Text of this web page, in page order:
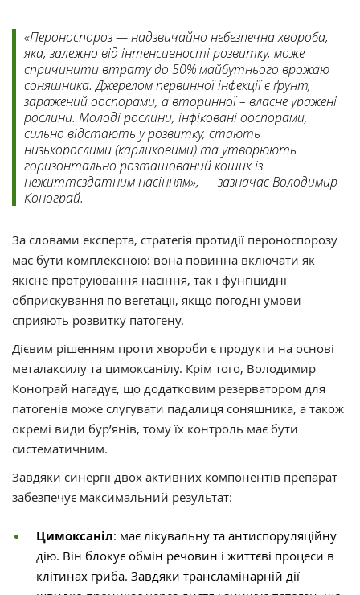
«Пероноспороз — надзвичайно небезпечна хвороба,
яка, залежно від інтенсивності розвитку, може
спричинити втрату до 50% майбутнього врожаю
соняшника. Джерелом первинної інфекції є ґрунт,
заражений ооспорами, а вторинної – власне уражені
рослини. Молоді рослини, інфіковані ооспорами,
сильно відстають у розвитку, стають
низькорослими (карликовими) та утворюють
горизонтально розташований кошик із
нежиттєздатним насінням», — зазначає Володимир
Конограй.
За словами експерта, стратегія протидії пероноспорозу
має бути комплексною: вона повинна включати як
якісне протруювання насіння, так і фунгіцидні
обприскування по вегетації, якщо погодні умови
сприяють розвитку патогену.
Дієвим рішенням проти хвороби є продукти на основі
металаксилу та цимоксанілу. Крім того, Володимир
Конограй нагадує, що додатковим резерватором для
патогенів може слугувати падалиця соняшника, а також
окремі види бур’янів, тому їх контроль має бути
систематичним.
Завдяки синергії двох активних компонентів препарат
забезпечує максимальний результат:
Цимоксаніл: має лікувальну та антиспоруляційну
дію. Він блокує обмін речовин і життєві процеси в
клітинах гриба. Завдяки трансламінарній дії